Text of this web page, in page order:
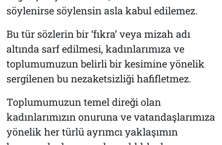
söylenirse söylensin asla kabul edilemez.
Bu tür sözlerin bir ‘fıkra’ veya mizah adı
altında sarf edilmesi, kadınlarımıza ve
toplumumuzun belirli bir kesimine yönelik
sergilenen bu nezaketsizliği hafifletmez.
Toplumumuzun temel direği olan
kadınlarımızın onuruna ve vatandaşlarımıza
yönelik her türlü ayrımcı yaklaşımın